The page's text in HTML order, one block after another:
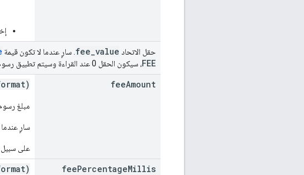
حقل الاتحاد fee value . سارٍ عندما لا تكون قيمة
FEE، سيكون الحقل 0 عند القراءة وسيتم تطبيق رسوم تلقائية. يمكن أن يكون
feeAmount
مبلغ
سارٍ
على سبيل المثال، إذا
feePercentageMillis